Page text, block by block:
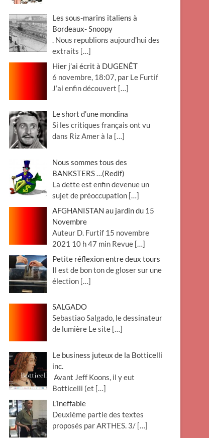
Les sous-marins italiens à
Bordeaux- Snoopy
. Nous republions aujourd’hui des
extraits […]
Hier j’ai écrit à DUGENÊT
6 novembre, 18:07, par Le Furtif
J’ai enfin découvert […]
Le short d’une mondina
Si les critiques français ont vu
dans Riz Amer à la […]
Nous sommes tous des
BANKSTERS …(Redif)
La dette est enfin devenue un
sujet de préoccupation […]
AFGHANISTAN au jardin du 15
Novembre
Auteur D. Furtif 15 novembre
2021 10 h 47 min Revue […]
Petite réflexion entre deux tours
Il est de bon ton de gloser sur une
élection […]
SALGADO
Sebastiao Salgado, le dessinateur
de lumière Le site […]
Le business juteux de la Botticelli
inc.
Avant Jeff Koons, il y eut
Botticelli (et […]
L’ineffable
Deuxième partie des textes
proposés par ARTHES. 3/ […]